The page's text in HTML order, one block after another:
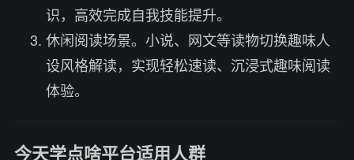
识，高效完成自我技能提升。
休闲阅读场景。小说、网文等读物切换趣味人
设风格解读，实现轻松速读、沉浸式趣味阅读
体验。
今天学点啥平台适用人群